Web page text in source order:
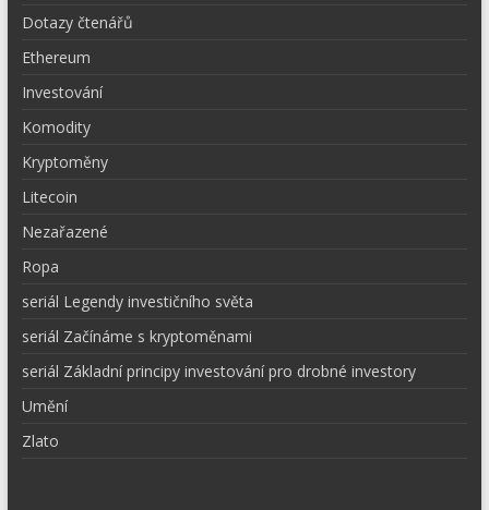
Dotazy čtenářů
Ethereum
Investování
Komodity
Kryptoměny
Litecoin
Nezařazené
Ropa
seriál Legendy investičního světa
seriál Začínáme s kryptoměnami
seriál Základní principy investování pro drobné investory
Umění
Zlato